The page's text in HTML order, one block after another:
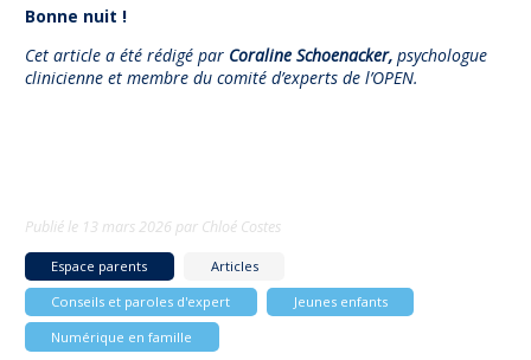
Bonne nuit !
Cet article a été rédigé par Coraline Schoenacker, psychologue
clinicienne et membre du comité d’experts de l’OPEN.
Publié le 13 mars 2026 par Chloé Costes
Espace parents
Articles
Conseils et paroles d'expert
Jeunes enfants
Numérique en famille